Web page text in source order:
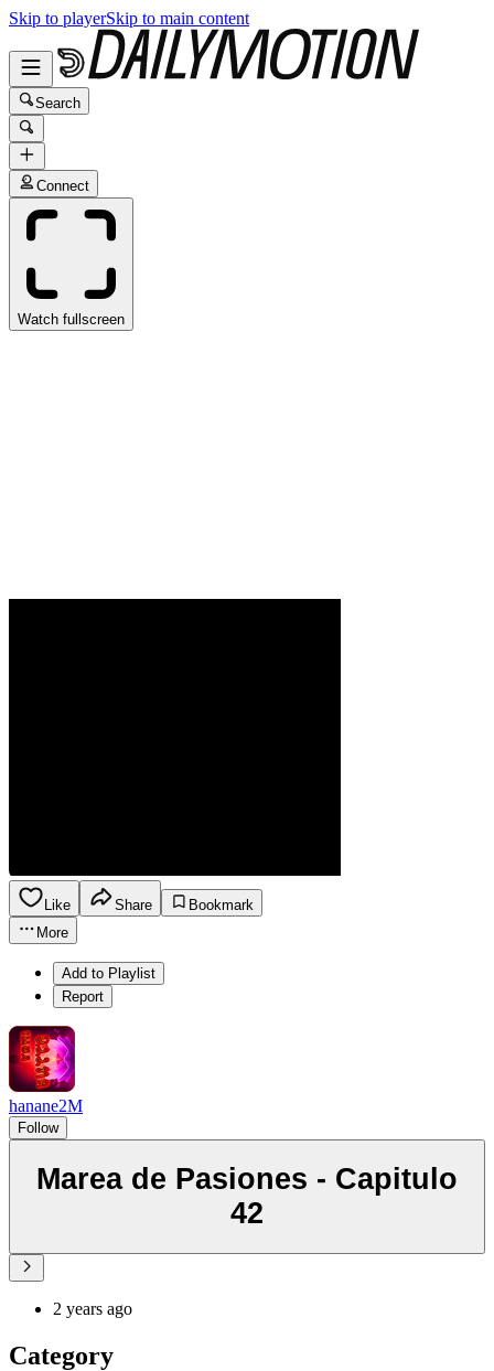
Skip to playerSkip to main content
Search
Connect
Watch fullscreen
Like Share
Bookmark
More
Add to Playlist
Report
hanane2M
Follow
Marea de Pasiones - Capitulo
42
2 years ago
Category